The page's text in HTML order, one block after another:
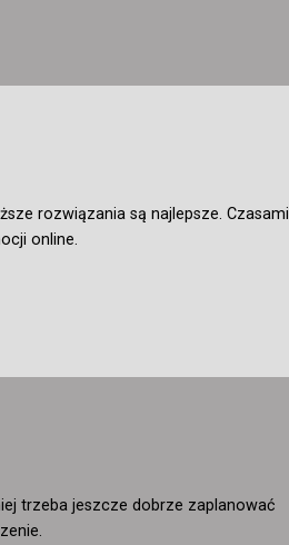
rozwiązania są najlepsze. Czasami
online.
trzeba jeszcze dobrze zaplanować